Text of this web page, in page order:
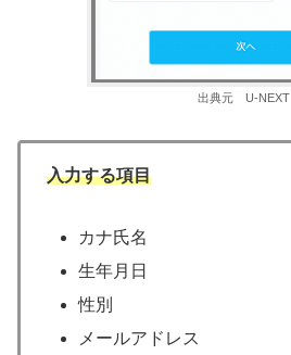
出典元 U-NEXT
入力する項目
カナ氏名
生年月日
性別
メールアドレス